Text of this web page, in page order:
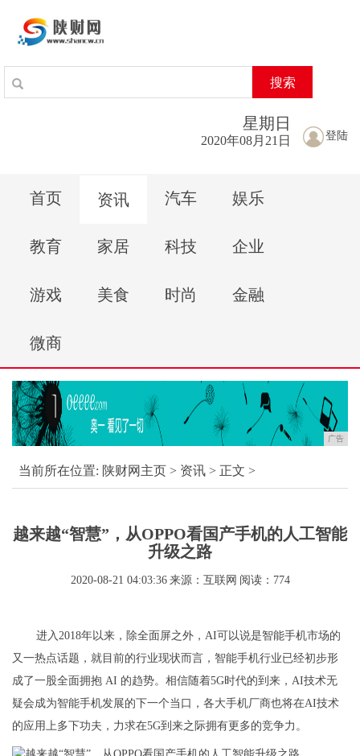
搜索
登陆
星期 日
2020年08月21日
首页 资讯 汽车 娱乐
教育 家居 科技 企业
游戏 美食 时尚 金融
微商
广告
当前所在位置: 陕财网主页 > 资讯 > 正文 >
越来越“智慧”，从OPPO看国产手机的人工智能
升级之路
2020-08-21 04:03:36 来源：互联网 阅读：774
进入2018年以来，除全面屏之外，AI可以说是智能手机市场的
又一热点话题，就目前的行业现状而言，智能手机行业已经初步形
成了一股全面拥抱 AI 的趋势。相信随着5G时代的到来，AI技术无
疑会成为智能手机发展的下一个当口，各大手机厂商也将在AI技术
的应用上多下功夫，力求在5G到来之际拥有更多的竞争力。